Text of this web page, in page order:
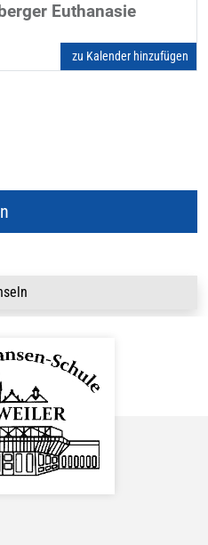
Euthanasie
zu Kalender hinzufügen